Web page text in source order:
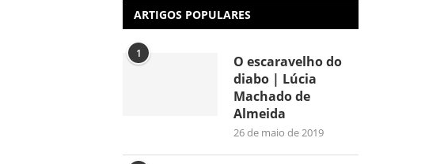
ARTIGOS POPULARES
1
O escaravelho do
diabo | Lúcia
Machado de
Almeida
26 de maio de 2019